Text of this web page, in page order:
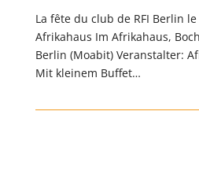
La fête du club de RFI Berlin
Afrikahaus Im Afrikahaus,
Berlin (Moabit) Veranstalter:
Mit kleinem Buffet…